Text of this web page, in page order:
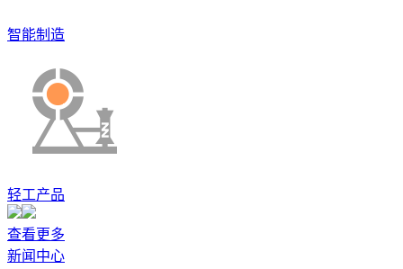
智能制造
轻工产品
查看更多
新闻中心